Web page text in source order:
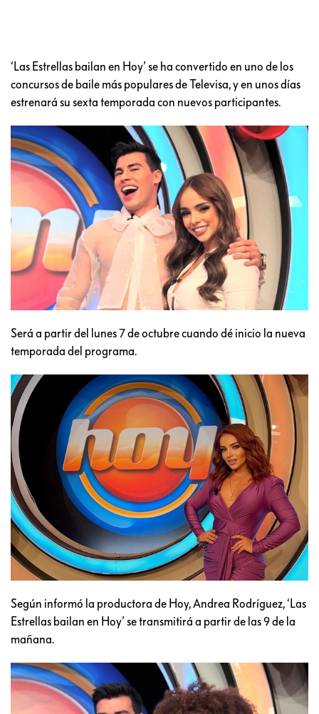
‘Las Estrellas bailan en Hoy’ se ha convertido en uno de los
concursos de baile más populares de Televisa, y en unos días
estrenará su sexta temporada con nuevos participantes.
Será a partir del lunes 7 de octubre cuando dé inicio la nueva
temporada del programa.
Según informó la productora de Hoy, Andrea Rodríguez, ‘Las
Estrellas bailan en Hoy’ se transmitirá a partir de las 9 de la
mañana.